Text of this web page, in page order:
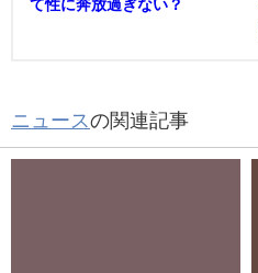
て性に奔放過ぎない？
ニュースの関連記事